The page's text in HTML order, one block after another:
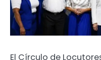
El Círculo de